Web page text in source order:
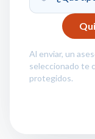
Al enviar, un
seleccionado te
protegidos.